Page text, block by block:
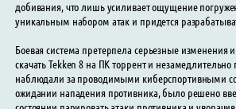
добивания, что лишь усиливает ощущение
уникальным набором атак и придется
Боевая система претерпела серьезные
скачать Tekken 8 на ПК торрент и
наблюдали за проводимыми киберспортивными
ожидании нападения противника, было решено